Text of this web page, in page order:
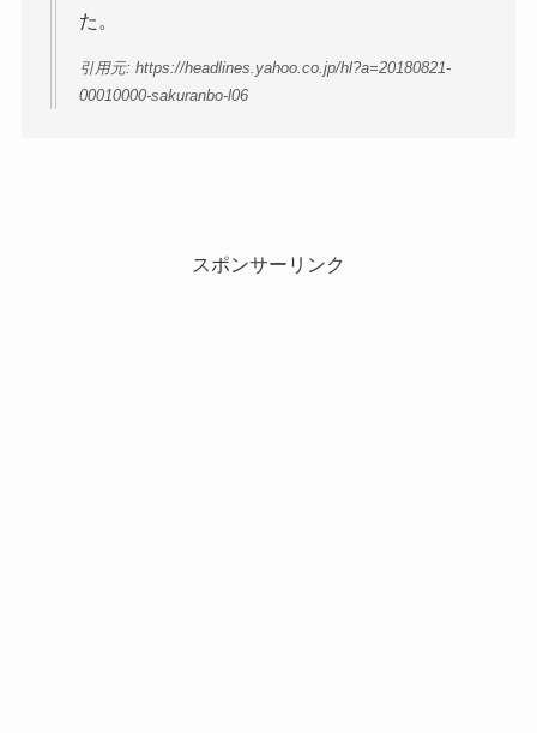
た。
引用元: https://headlines.yahoo.co.jp/hl?a=20180821-
00010000-sakuranbo-l06
スポンサーリンク